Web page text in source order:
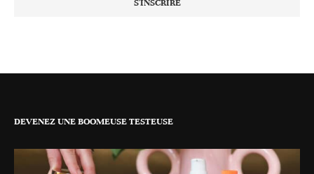
DEVENEZ UNE BOOMEUSE TESTEUSE